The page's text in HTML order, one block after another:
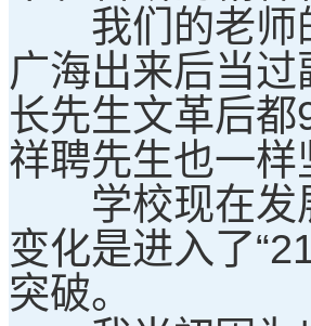
我们的老师的
广海出来后当
长先生文革后
祥聘先生也一
学校现在发展
变化是进入了
突破。